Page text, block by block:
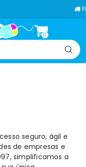
0
seguro, ágil e
de empresas e
simplificamos a